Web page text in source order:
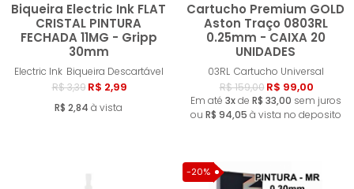
Biqueira Electric Ink FLAT
CRISTAL PINTURA
FECHADA 11MG - Gripp
30mm
Electric Ink Biqueira Descartável
R$ 3,39 R$ 2,99
R$ 2,84 à vista
Comprar
Cartucho Premium GOLD
Aston Traço 0803RL
0.25mm - CAIXA 20
UNIDADES
03RL Cartucho Universal
R$ 159,00 R$ 99,00
Em até 3xde R$ 33,00 sem juros
ou R$ 94,05 à vista no deposito
-20%